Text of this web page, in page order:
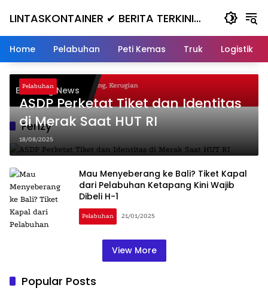
LINTASKONTAINER ✔ BERITA TERKINI
KONTAINER TERBARU HARI INI
Home Pelabuhan Peti Kemas Truk Logistik
Breaking News
Nanjak, Masuk ke Jurang, Kerugian
Ferizy
Pelabuhan
ASDP Perketat Tiket dan Identitas
di Merak Saat HUT RI
18/08/2025
Mau Menyeberang ke Bali? Tiket Kapal
dari Pelabuhan Ketapang Kini Wajib
Dibeli H-1
Pelabuhan 21/01/2025
View More
Popular Posts